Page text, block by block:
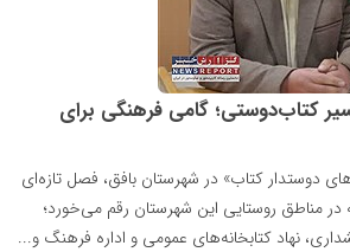
کتاب‌دوستی؛ گامی فرهنگی برای
دوستدار کتاب» در شهرستان بافق، فصل تازه‌ای
در مناطق روستایی این شهرستان رقم می‌خورد؛
نهاد کتابخانه‌های عمومی و اداره فرهنگ و...